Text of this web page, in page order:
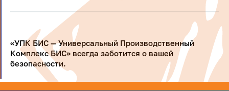
«УПК БИС — Универсальный Производственный
Комплекс БИС» всегда заботится о вашей
безопасности.